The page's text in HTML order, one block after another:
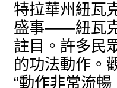
特拉華州紐瓦
盛事——紐瓦
註目。許多民
的功法動作。
“動作非常流